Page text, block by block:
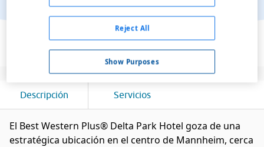
Ver en el mapa
Descripción Servicios
El Best Western Plus® Delta Park Hotel goza de una
estratégica ubicación en el centro de Mannheim, cerca
Show Purposes
Reject All